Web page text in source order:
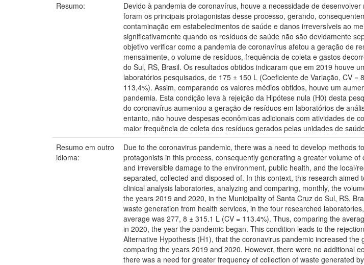
Resumo:
Devido à pandemia de coronavírus, houve a necessidade de
foram os principais protagonistas desse processo, gerando,
contaminação em estabelecimentos de saúde e danos irreversíveis ao
significativamente quando os resíduos de saúde não são devidamente
objetivo verificar como a pandemia de coronavírus afetou a geração de
mensalmente, o volume de resíduos, frequência de coleta e gastos
do Sul, RS, Brasil. Os resultados obtidos indicaram que em 2019 houve
laboratórios pesquisados, de 175 ± 150 L (Coeficiente de Variação, CV
113,4%). Assim, comparando os valores médios obtidos, houve um
pandemia. Esta condição leva à rejeição da Hipótese nula (H0) desta
do coronavírus aumentou a geração de resíduos em laboratórios de
entanto, não houve despesas econômicas adicionais com atividades de
maior frequência de coleta dos resíduos gerados pelas unidades de
Resumo em outro
idioma:
Due to the coronavirus pandemic, there was a need to develop methods
protagonists in this process, consequently generating a greater volume
and irreversible damage to the environment, public health, and the local/
separated, collected and disposed of. In this context, this research
clinical analysis laboratories, analyzing and comparing, monthly, the
the years 2019 and 2020, in the Municipality of Santa Cruz do Sul, RS,
waste generation from health services, in the four researched
average was 277, 8 ± 315.1 L (CV = 113.4%). Thus, comparing the
in 2020, the year the pandemic began. This condition leads to the
Alternative Hypothesis (H1), that the coronavirus pandemic increased
comparing the years 2019 and 2020. However, there were no additional
there was a need for greater frequency of collection of waste generated